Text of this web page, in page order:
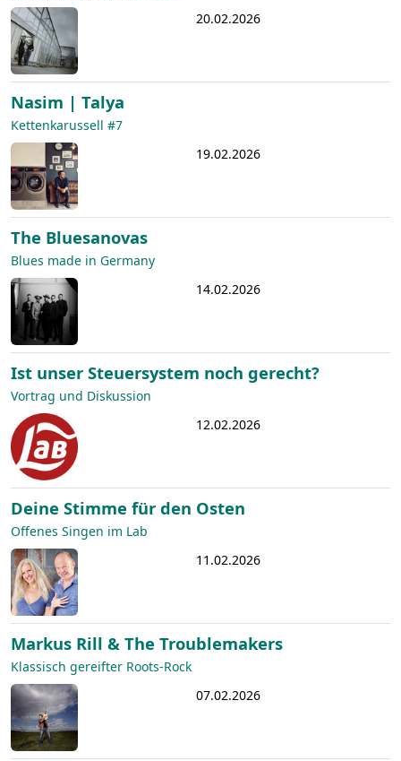
20.02.2026
Nasim | Talya
Kettenkarussell #7
19.02.2026
The Bluesanovas
Blues made in Germany
14.02.2026
Ist unser Steuersystem noch gerecht?
Vortrag und Diskussion
12.02.2026
Deine Stimme für den Osten
Offenes Singen im Lab
11.02.2026
Markus Rill & The Troublemakers
Klassisch gereifter Roots-Rock
07.02.2026